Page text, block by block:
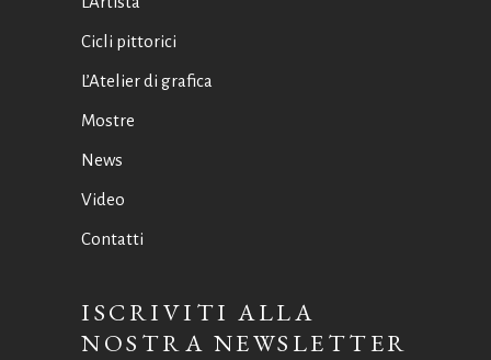
Cicli pittorici
L’Atelier di grafica
Mostre
News
Video
Contatti
ISCRIVITI ALLA
NOSTRA NEWSLETTER